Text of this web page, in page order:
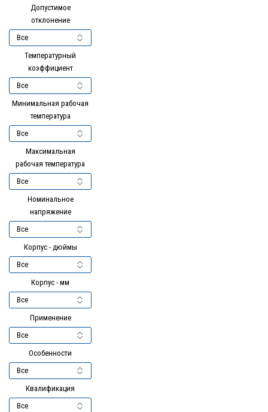
Допустимое
отклонение
Температурный
коэффициент
Минимальная рабочая
температура
Максимальная
рабочая температура
Номинальное
напряжение
Корпус - дюймы
Корпус - мм
Применение
Особенности
Квалификация